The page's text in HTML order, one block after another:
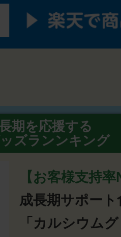
期を応援する
ズランンキング
【お客様支持
成長期サポート
「カルシウム